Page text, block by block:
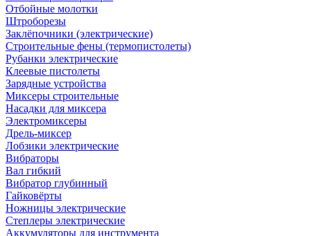
Отбойные молотки
Штроборезы
Заклёпочники (электрические)
Строительные фены (термопистолеты)
Рубанки электрические
Клеевые пистолеты
Зарядные устройства
Миксеры строительные
Насадки для миксера
Электромиксеры
Дрель-миксер
Лобзики электрические
Вибраторы
Вал гибкий
Вибратор глубинный
Гайковёрты
Ножницы электрические
Степлеры электрические
Аккумуляторы для инструмента